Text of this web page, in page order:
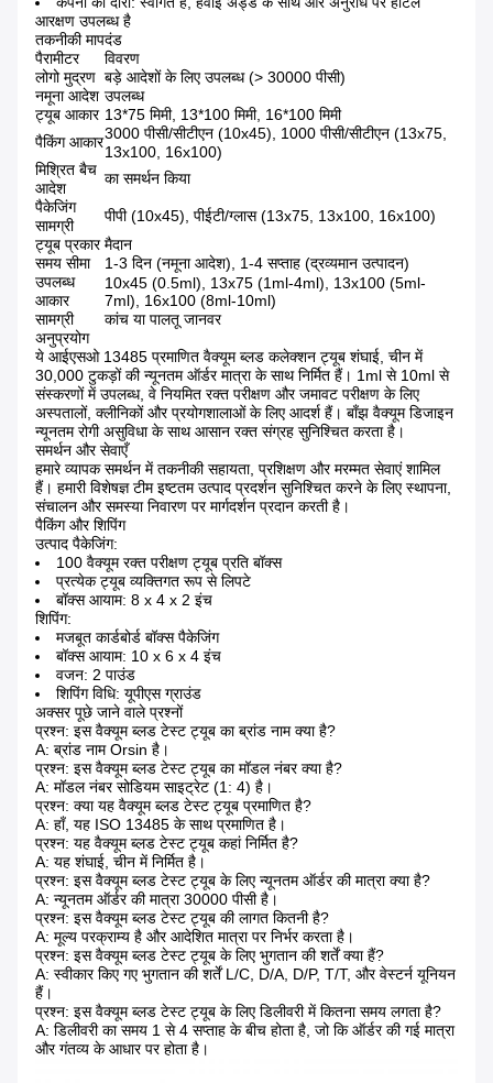
आरक्षण उपलब्ध है
तकनीकी मापदंड
पैरामीटर
विवरण
लोगो मुद्रण बड़े आदेशों के लिए उपलब्ध (> 30000 पीसी)
नमूना आदेश उपलब्ध
ट्यूब आकार 13*75 मिमी, 13*100 मिमी, 16*100 मिमी
पैकिंग आकार3000 पीसी/सीटीएन (10x45), 1000 पीसी/सीटीएन (13x75,
13x100, 16x100)
मिश्रित बैच
आदेश
का समर्थन किया
पैकेजिंग
सामग्री
पीपी (10x45), पीईटी/ग्लास (13x75, 13x100, 16x100)
ट्यूब प्रकार मैदान
समय सीमा
1-3 दिन (नमूना आदेश), 1-4 सप्ताह (द्रव्यमान उत्पादन)
उपलब्ध
आकार
10x45 (0.5ml), 13x75 (1ml-4ml), 13x100 (5ml-
7ml), 16x100 (8ml-10ml)
सामग्री
कांच या पालतू जानवर
अनुप्रयोग
ये आईएसओ 13485 प्रमाणित वैक्यूम ब्लड कलेक्शन ट्यूब शंघाई, चीन में
30,000 टुकड़ों की न्यूनतम ऑर्डर मात्रा के साथ निर्मित हैं। 1ml से 10ml से
संस्करणों में उपलब्ध, वे नियमित रक्त परीक्षण और जमावट परीक्षण के लिए
अस्पतालों, क्लीनिकों और प्रयोगशालाओं के लिए आदर्श हैं। बाँझ वैक्यूम डिजाइन
न्यूनतम रोगी असुविधा के साथ आसान रक्त संग्रह सुनिश्चित करता है।
समर्थन और सेवाएँ
हमारे व्यापक समर्थन में तकनीकी सहायता, प्रशिक्षण और मरम्मत सेवाएं शामिल
हैं। हमारी विशेषज्ञ टीम इष्टतम उत्पाद प्रदर्शन सुनिश्चित करने के लिए स्थापना,
संचालन और समस्या निवारण पर मार्गदर्शन प्रदान करती है।
पैकिंग और शिपिंग
उत्पाद पैकेजिंग:
100 वैक्यूम रक्त परीक्षण ट्यूब प्रति बॉक्स
प्रत्येक ट्यूब व्यक्तिगत रूप से लिपटे
बॉक्स आयाम: 8 x 4 x 2 इंच
शिपिंग:
मजबूत कार्डबोर्ड बॉक्स पैकेजिंग
बॉक्स आयाम: 10 x 6 x 4 इंच
वजन: 2 पाउंड
शिपिंग विधि: यूपीएस ग्राउंड
अक्सर पूछे जाने वाले प्रश्नों
प्रश्न: इस वैक्यूम ब्लड टेस्ट ट्यूब का ब्रांड नाम क्या है?
A: ब्रांड नाम Orsin है।
प्रश्न: इस वैक्यूम ब्लड टेस्ट ट्यूब का मॉडल नंबर क्या है?
A: मॉडल नंबर सोडियम साइट्रेट (1: 4) है।
प्रश्न: क्या यह वैक्यूम ब्लड टेस्ट ट्यूब प्रमाणित है?
A: हाँ, यह ISO 13485 के साथ प्रमाणित है।
प्रश्न: यह वैक्यूम ब्लड टेस्ट ट्यूब कहां निर्मित है?
A: यह शंघाई, चीन में निर्मित है।
प्रश्न: इस वैक्यूम ब्लड टेस्ट ट्यूब के लिए न्यूनतम ऑर्डर की मात्रा क्या है?
A: न्यूनतम ऑर्डर की मात्रा 30000 पीसी है।
प्रश्न: इस वैक्यूम ब्लड टेस्ट ट्यूब की लागत कितनी है?
A: मूल्य परक्राम्य है और आदेशित मात्रा पर निर्भर करता है।
प्रश्न: इस वैक्यूम ब्लड टेस्ट ट्यूब के लिए भुगतान की शर्तें क्या हैं?
A: स्वीकार किए गए भुगतान की शर्तें L/C, D/A, D/P, T/T, और वेस्टर्न यूनियन
हैं।
प्रश्न: इस वैक्यूम ब्लड टेस्ट ट्यूब के लिए डिलीवरी में कितना समय लगता है?
A: डिलीवरी का समय 1 से 4 सप्ताह के बीच होता है, जो कि ऑर्डर की गई मात्रा
और गंतव्य के आधार पर होता है।